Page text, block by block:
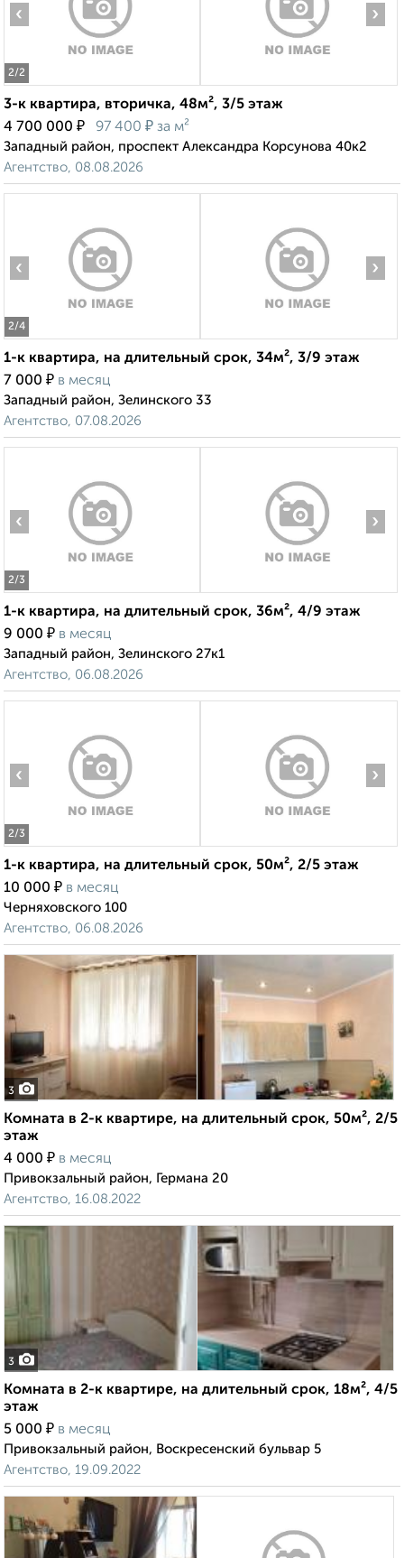
2/2
‹ ›
3-к квартира, вторичка, 48м², 3/5 этаж
4 700 000 ₽ 97 400 ₽ за м²
Западный район, проспект Александра Корсунова 40к2
Агентство, 08.08.2026
2/4
‹ ›
1-к квартира, на длительный срок, 34м², 3/9 этаж
7 000 ₽ в месяц
Западный район, Зелинского 33
Агентство, 07.08.2026
2/3
‹ ›
1-к квартира, на длительный срок, 36м², 4/9 этаж
9 000 ₽ в месяц
Западный район, Зелинского 27к1
Агентство, 06.08.2026
2/3
‹ ›
1-к квартира, на длительный срок, 50м², 2/5 этаж
10 000 ₽ в месяц
Черняховского 100
Агентство, 06.08.2026
3
Комната в 2-к квартире, на длительный срок, 50м², 2/5
этаж
4 000 ₽ в месяц
Привокзальный район, Германа 20
Агентство, 16.08.2022
3
Комната в 2-к квартире, на длительный срок, 18м², 4/5
этаж
5 000 ₽ в месяц
Привокзальный район, Воскресенский бульвар 5
Агентство, 19.09.2022